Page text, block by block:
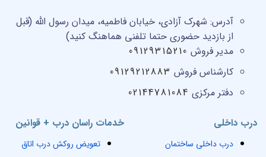
خدمات راسان درب + قوانین
تعویض روکش درب اتاق
درب داخلی
درب داخلی ساختمان
آدرس: شهرک آزادی، خیابان فاطمیه، میدان رسول الله (قبل
از بازدید حضوری حتما تلفنی هماهنگ کنید)
مدیر فروش 09129315210
کارشناس فروش 09129212883
دفتر مرکزی 02144781084